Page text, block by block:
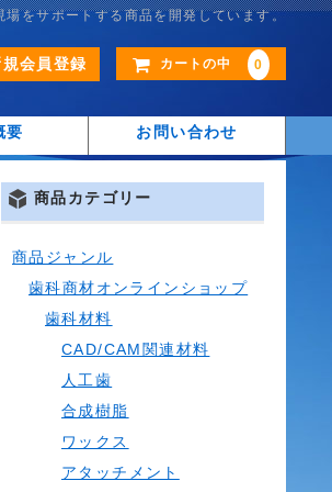
をサポートする商品を開発しています。
カートの中 0
規会員登録
要 お問い合わせ
商品カテゴリー
商品ジャンル
歯科商材オンラインショップ
歯科材料
CAD/CAM関連材料
人工歯
合成樹脂
ワックス
アタッチメント